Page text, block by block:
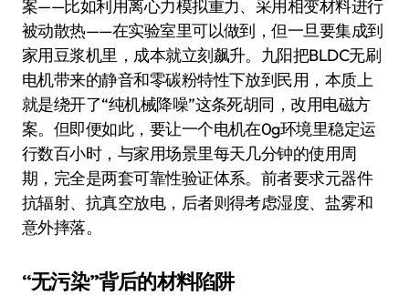
案——比如利用离心力模拟重力、采用相变材料进行
被动散热——在实验室里可以做到，但一旦要集成到
家用豆浆机里，成本就立刻飙升。九阳把BLDC无刷
电机带来的静音和零碳粉特性下放到民用，本质上
就是绕开了“纯机械降噪”这条死胡同，改用电磁方
案。但即便如此，要让一个电机在0g环境里稳定运
行数百小时，与家用场景里每天几分钟的使用周
期，完全是两套可靠性验证体系。前者要求元器件
抗辐射、抗真空放电，后者则得考虑湿度、盐雾和
意外摔落。
“无污染”背后的材料陷阱